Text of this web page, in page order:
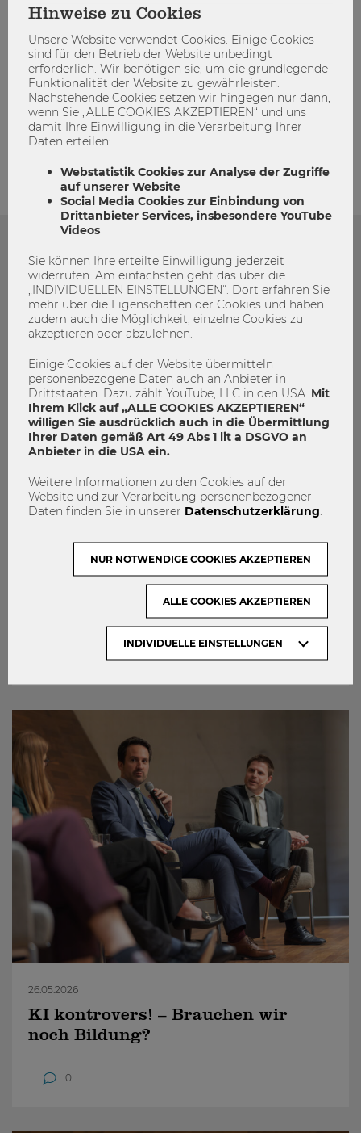
admin
Das könnte dich auch Interessieren
15 % für alle? – Globale
Mindeststeuer vs Steueroasen
26.05.2026
KI kontrovers! – Brauchen wir
noch Bildung?
0
Hinweise zu Cookies
Unsere Website verwendet Cookies. Einige Cookies
sind für den Betrieb der Website unbedingt
erforderlich. Wir benötigen sie, um die grundlegende
Funktionalität der Website zu gewährleisten.
Nachstehende Cookies setzen wir hingegen nur dann,
wenn Sie „ALLE COOKIES AKZEPTIEREN“ und uns
damit Ihre Einwilligung in die Verarbeitung Ihrer
Daten erteilen:
Webstatistik Cookies zur Analyse der Zugriffe
auf unserer Website
Social Media Cookies zur Einbindung von
Drittanbieter Services, insbesondere YouTube
Videos
Sie können Ihre erteilte Einwilligung jederzeit
widerrufen. Am einfachsten geht das über die
„INDIVIDUELLEN EINSTELLUNGEN“. Dort erfahren Sie
mehr über die Eigenschaften der Cookies und haben
zudem auch die Möglichkeit, einzelne Cookies zu
akzeptieren oder abzulehnen.
Einige Cookies auf der Website übermitteln
personenbezogene Daten auch an Anbieter in
Drittstaaten. Dazu zählt YouTube, LLC in den USA. Mit
Ihrem Klick auf „ALLE COOKIES AKZEPTIEREN“
willigen Sie ausdrücklich auch in die Übermittlung
Ihrer Daten gemäß Art 49 Abs 1 lit a DSGVO an
Anbieter in die USA ein.
Weitere Informationen zu den Cookies auf der
Website und zur Verarbeitung personenbezogener
Daten finden Sie in unserer Datenschutzerklärung
INDIVIDUELLE EINSTELLUNGEN
NUR NOTWENDIGE COOKIES AKZEPTIEREN
ALLE COOKIES AKZEPTIEREN